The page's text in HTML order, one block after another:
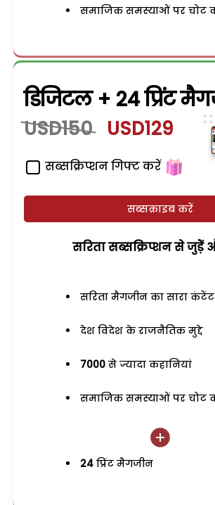
समाजिक समस्याओं पर चोट
डिजिटल + 24 प्रिंट
USD150 USD129
सब्सक्रिप्शन गिफ्ट करें
सब्सक्राइब करें
सरिता सब्सक्रिप्शन से जुड़ेें
सरिता मैगजीन का सारा कंटेंट
देश विदेश के राजनैतिक मुद्दे
7000 से ज्यादा कहानियां
समाजिक समस्याओं पर चोट
24 प्रिंट मैगजीन